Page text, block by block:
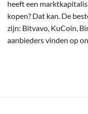
heeft een
kopen? Dat kan. De
zijn: Bitvavo, KuCoin,
aanbieders vinden op